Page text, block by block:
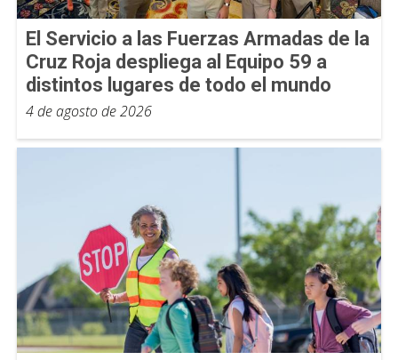
El Servicio a las Fuerzas Armadas de la
Cruz Roja despliega al Equipo 59 a
distintos lugares de todo el mundo
4 de agosto de 2026